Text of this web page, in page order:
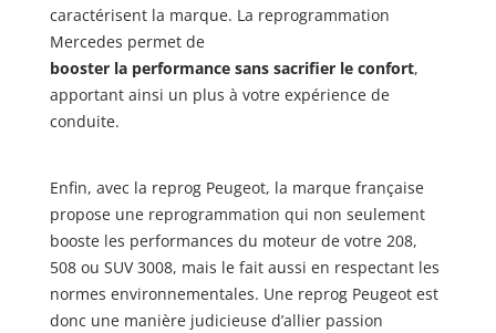
caractérisent la marque. La reprogrammation
Mercedes permet de
booster la performance sans sacrifier le confort,
apportant ainsi un plus à votre expérience de
conduite.
Enfin, avec la reprog Peugeot, la marque française
propose une reprogrammation qui non seulement
booste les performances du moteur de votre 208,
508 ou SUV 3008, mais le fait aussi en respectant les
normes environnementales. Une reprog Peugeot est
donc une manière judicieuse d’allier passion